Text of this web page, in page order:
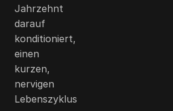
Jahrzehnt
darauf
konditioniert,
einen
kurzen,
nervigen
Lebenszyklus